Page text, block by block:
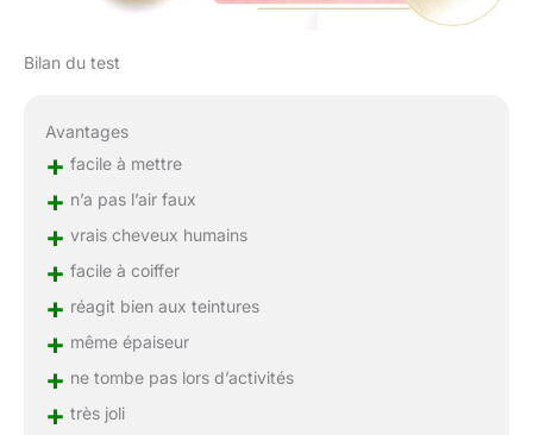
Bilan du test
Avantages
+ facile à mettre
+ n’a pas l’air faux
+ vrais cheveux humains
+ facile à coiffer
+ réagit bien aux teintures
+ même épaiseur
+ ne tombe pas lors d’activités
+ très joli